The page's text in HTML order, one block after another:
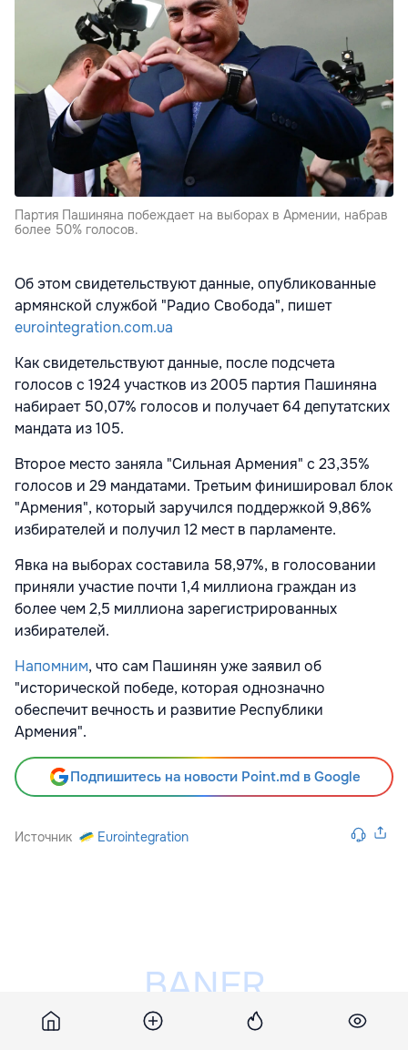
Партия Пашиняна побеждает на выборах в Армении, набрав
более 50% голосов.
Об этом свидетельствуют данные, опубликованные
армянской службой "Радио Свобода", пишет
eurointegration.com.ua
Как свидетельствуют данные, после подсчета
голосов с 1924 участков из 2005 партия Пашиняна
набирает 50,07% голосов и получает 64 депутатских
мандата из 105.
Второе место заняла "Сильная Армения" с 23,35%
голосов и 29 мандатами. Третьим финишировал блок
"Армения", который заручился поддержкой 9,86%
избирателей и получил 12 мест в парламенте.
Явка на выборах составила 58,97%, в голосовании
приняли участие почти 1,4 миллиона граждан из
более чем 2,5 миллиона зарегистрированных
избирателей.
Напомним, что сам Пашинян уже заявил об
"исторической победе, которая однозначно
обеспечит вечность и развитие Республики
Армения".
Подпишитесь на новости Point.md в Google
Источник Eurointegration